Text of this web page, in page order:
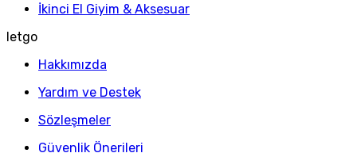
İkinci El Giyim & Aksesuar
letgo
Hakkımızda
Yardım ve Destek
Sözleşmeler
Güvenlik Önerileri